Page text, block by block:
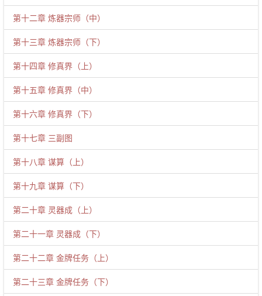
第十二章 炼器宗师（中）
第十三章 炼器宗师（下）
第十四章 修真界（上）
第十五章 修真界（中）
第十六章 修真界（下）
第十七章 三副图
第十八章 谋算（上）
第十九章 谋算（下）
第二十章 灵器成（上）
第二十一章 灵器成（下）
第二十二章 金牌任务（上）
第二十三章 金牌任务（下）